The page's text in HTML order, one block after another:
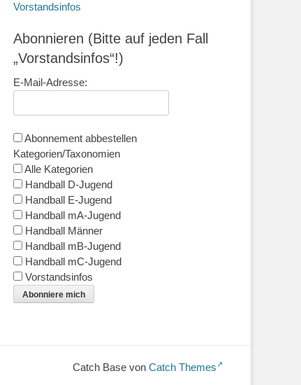
Vorstandsinfos
Abonnieren (Bitte auf jeden Fall
„Vorstandsinfos“!)
E-Mail-Adresse:
Abonnement abbestellen
Kategorien/Taxonomien
Alle Kategorien
Handball D-Jugend
Handball E-Jugend
Handball mA-Jugend
Handball Männer
Handball mB-Jugend
Handball mC-Jugend
Vorstandsinfos
Abonniere mich
Catch Base von Catch Themes